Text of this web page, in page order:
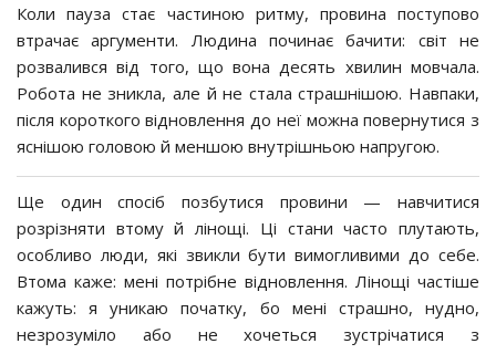
Коли пауза стає частиною ритму, провина поступово
втрачає аргументи. Людина починає бачити: світ не
розвалився від того, що вона десять хвилин мовчала.
Робота не зникла, але й не стала страшнішою. Навпаки,
після короткого відновлення до неї можна повернутися з
яснішою головою й меншою внутрішньою напругою.
Ще один спосіб позбутися провини — навчитися
розрізняти втому й лінощі. Ці стани часто плутають,
особливо люди, які звикли бути вимогливими до себе.
Втома каже: мені потрібне відновлення. Лінощі частіше
кажуть: я уникаю початку, бо мені страшно, нудно,
незрозуміло або не хочеться зустрічатися з